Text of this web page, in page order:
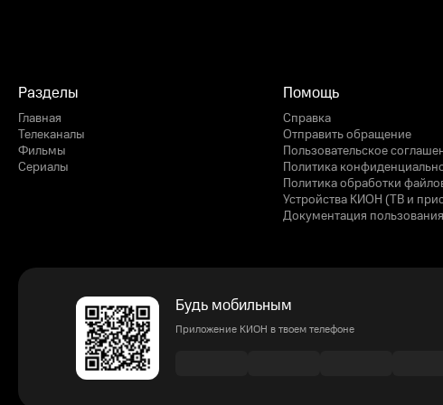
Разделы
Главная
Телеканалы
Фильмы
Сериалы
Помощь
Справка
Отправить обращение
Пользовательское
Политика
Политика обработки
Устройства КИОН (ТВ и
Документация
Будь мобильным
Приложение КИОН в твоем телефоне